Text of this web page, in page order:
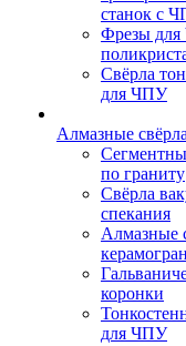
станок с
Фрезы
Свёрла
для ЧПУ
Алмазные свёрла
по граниту
Свёрла
спекания
Алмазные
коронки
для ЧПУ